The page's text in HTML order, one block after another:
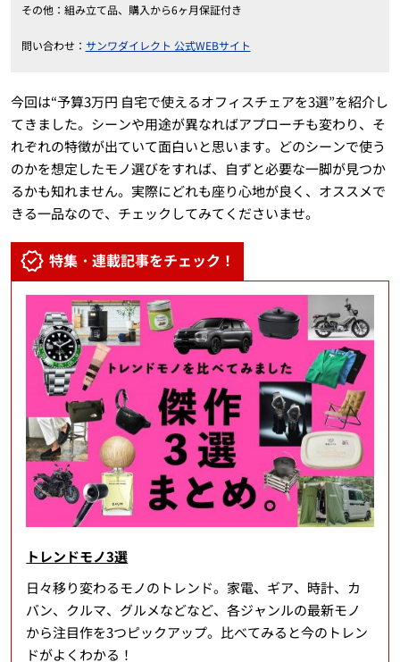
その他：組み立て品、購入から6ヶ月保証付き
問い合わせ： サンワダイレクト 公式WEBサイト
今回は“予算3万円 自宅で使えるオフィスチェアを3選”を紹介し
てきました。シーンや用途が異なればアプローチも変わり、そ
れぞれの特徴が出ていて面白いと思います。どのシーンで使う
のかを想定したモノ選びをすれば、自ずと必要な一脚が見つか
るかも知れません。実際にどれも座り心地が良く、オススメで
きる一品なので、チェックしてみてくださいませ。
特集・連載記事をチェック！
トレンドモノ3選
日々移り変わるモノのトレンド。家電、ギア、時計、カ
バン、クルマ、グルメなどなど、各ジャンルの最新モノ
から注目作を3つピックアップ。比べてみると今のトレン
ドがよくわかる！